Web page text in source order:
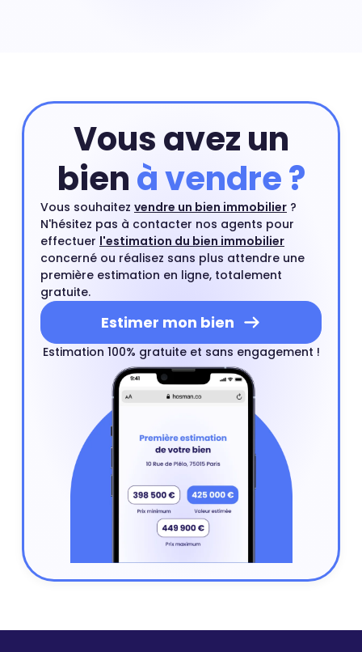
Vous avez un
bienà vendre ?
Vous souhaitez vendre un bien immobilier ?
N'hésitez pas à contacter nos agents pour
effectuer l'estimation du bien immobilier
concerné ou réalisez sans plus attendre une
première estimation en ligne, totalement
gratuite.
Estimer mon bien
Estimation 100% gratuite et sans engagement !